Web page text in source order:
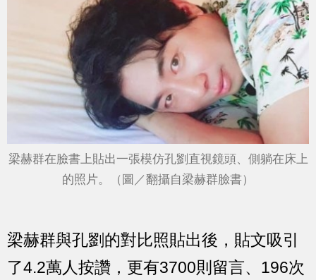
梁赫群在臉書上貼出一張模仿孔劉直視鏡頭、側躺在床上
的照片。（圖／翻攝自梁赫群臉書）
梁赫群與孔劉的對比照貼出後，貼文吸引
了4.2萬人按讚，更有3700則留言、196次